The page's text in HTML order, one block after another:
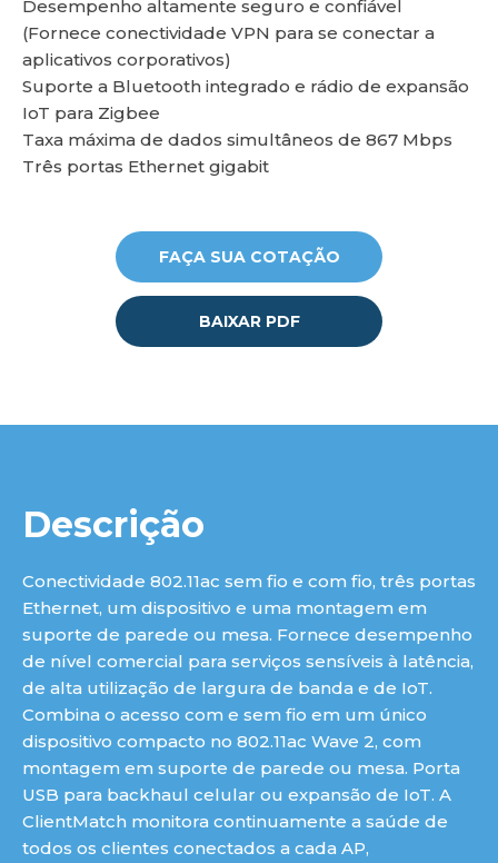
Desempenho altamente seguro e confiável
(Fornece conectividade VPN para se conectar a
aplicativos corporativos)
Suporte a Bluetooth integrado e rádio de expansão
IoT para Zigbee
Taxa máxima de dados simultâneos de 867 Mbps
Três portas Ethernet gigabit
FAÇA SUA COTAÇÃO
BAIXAR PDF
Descrição
Conectividade 802.11ac sem fio e com fio, três portas
Ethernet, um dispositivo e uma montagem em
suporte de parede ou mesa. Fornece desempenho
de nível comercial para serviços sensíveis à latência,
de alta utilização de largura de banda e de IoT.
Combina o acesso com e sem fio em um único
dispositivo compacto no 802.11ac Wave 2, com
montagem em suporte de parede ou mesa. Porta
USB para backhaul celular ou expansão de IoT. A
ClientMatch monitora continuamente a saúde de
todos os clientes conectados a cada AP,